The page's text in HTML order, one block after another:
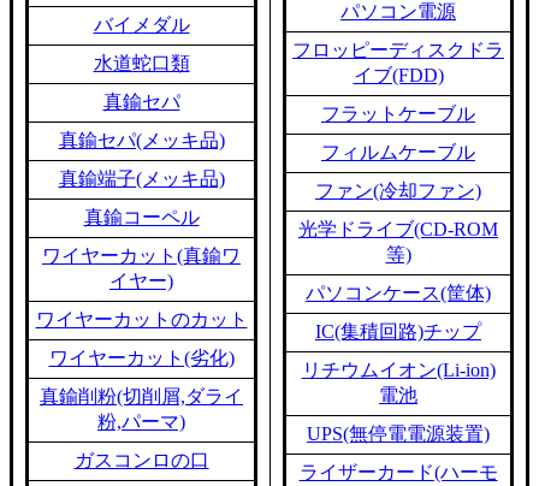
バイメダル
水道蛇口類
真鍮セパ
真鍮セパ(メッキ品)
真鍮端子(メッキ品)
真鍮コーペル
ワイヤーカット(真鍮ワ
イヤー)
ワイヤーカットのカット
ワイヤーカット(劣化)
真鍮削粉(切削屑,ダライ
粉,パーマ)
ガスコンロの口
パソコン電源
フロッピーディスクドラ
イブ(FDD)
フラットケーブル
フィルムケーブル
ファン(冷却ファン)
光学ドライブ(CD-ROM
等)
パソコンケース(筐体)
IC(集積回路)チップ
リチウムイオン(Li-ion)
電池
UPS(無停電電源装置)
ライザーカード(ハーモ